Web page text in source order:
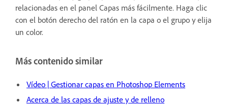
relacionadas en el panel Capas más fácilmente. Haga clic
con el botón derecho del ratón en la capa o el grupo y elija
un color.
Más contenido similar
Vídeo | Gestionar capas en Photoshop Elements
Acerca de las capas de ajuste y de relleno